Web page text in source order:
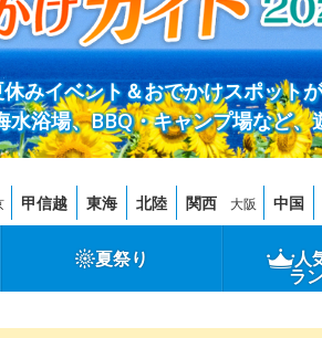
みイベント＆おでかけスポット
浴場、BBQ・キャンプ場など
甲信越 東海 北陸 関西 大阪 中国
夏祭り 人
ラ